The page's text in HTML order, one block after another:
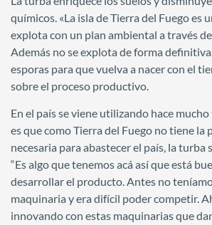
químicos. «La isla de Tierra del Fuego es
explota con un plan ambiental a través
Además no se explota de forma
esporas para que vuelva a nacer con el
sobre el proceso productivo.
En el país se viene utilizando hace
es que como Tierra del Fuego no tiene la
necesaria para abastecer el país, la turba
“Es algo que tenemos acá así que está
desarrollar el producto. Antes no
maquinaria y era difícil poder competir.
innovando con estas maquinarias que